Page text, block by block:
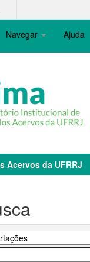
Navegar Ajuda
Acervos da UFRRJ